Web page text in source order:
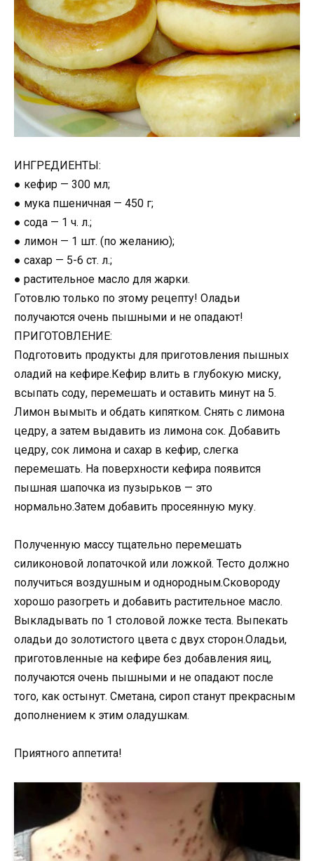
ИНГРЕДИЕНТЫ:
● кефир — 300 мл;
● мука пшеничная — 450 г;
● сода — 1 ч. л.;
● лимон — 1 шт. (по желанию);
● сахар — 5-6 ст. л.;
● растительное масло для жарки.
Готовлю только по этому рецепту! Оладьи
получаются очень пышными и не опадают!
ПРИГОТОВЛЕНИЕ:
Подготовить продукты для приготовления пышных
оладий на кефире.Кефир влить в глубокую миску,
всыпать соду, перемешать и оставить минут на 5.
Лимон вымыть и обдать кипятком. Снять с лимона
цедру, а затем выдавить из лимона сок. Добавить
цедру, сок лимона и сахар в кефир, слегка
перемешать. На поверхности кефира появится
пышная шапочка из пузырьков — это
нормально.Затем добавить просеянную муку.
Полученную массу тщательно перемешать
силиконовой лопаточкой или ложкой. Тесто должно
получиться воздушным и однородным.Сковороду
хорошо разогреть и добавить растительное масло.
Выкладывать по 1 столовой ложке теста. Выпекать
оладьи до золотистого цвета с двух сторон.Оладьи,
приготовленные на кефире без добавления яиц,
получаются очень пышными и не опадают после
того, как остынут. Сметана, сироп станут прекрасным
дополнением к этим оладушкам.
Приятного аппетита!